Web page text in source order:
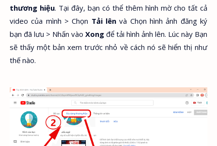
thương hiệu. Tại đây, bạn có thể thêm hình mờ cho tất cả
video của mình > Chọn Tải lên và Chọn hình ảnh đăng ký
bạn đã lưu > Nhấn vào Xong để tải hình ảnh lên. Lúc này Bạn
sẽ thấy một bản xem trước nhỏ về cách nó sẽ hiển thị như
thế nào.